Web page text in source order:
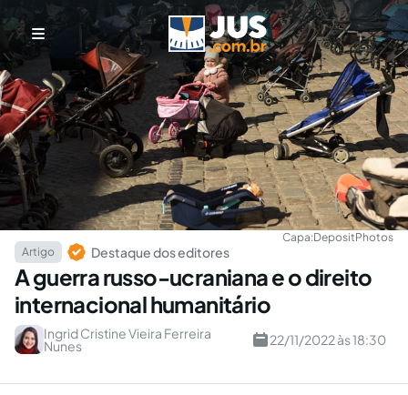
Capa:DepositPhotos
Artigo
Destaque dos editores
A guerra russo-ucraniana e o direito
internacional humanitário
Ingrid Cristine Vieira Ferreira
Nunes 22/11/2022 às 18:30